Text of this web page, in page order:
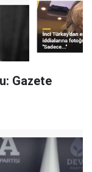
Gazete